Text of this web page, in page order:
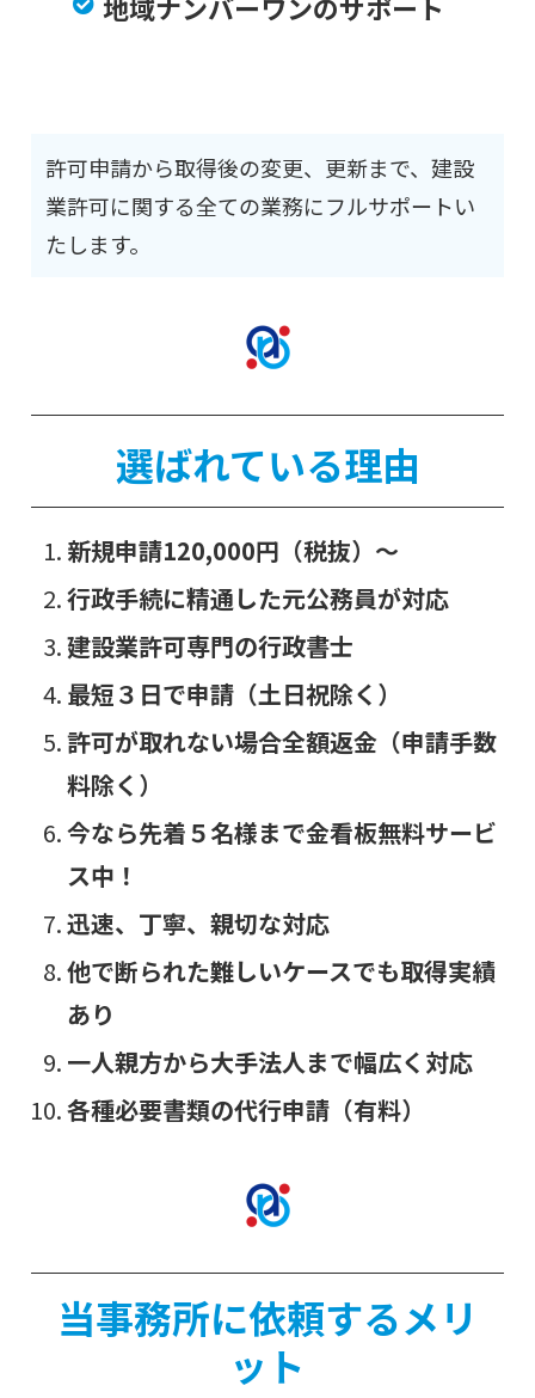
地域ナンバーワンのサポート
許可申請から取得後の変更、更新まで、建設
業許可に関する全ての業務にフルサポートい
たします。
選ばれている理由
新規申請120,000円（税抜）～
行政手続に精通した元公務員が対応
建設業許可専門の行政書士
最短３日で申請（土日祝除く）
許可が取れない場合全額返金（申請手数
料除く）
今なら先着５名様まで金看板無料サービ
ス中！
迅速、丁寧、親切な対応
他で断られた難しいケースでも取得実績
あり
一人親方から大手法人まで幅広く対応
各種必要書類の代行申請（有料）
当事務所に依頼するメリ
ット